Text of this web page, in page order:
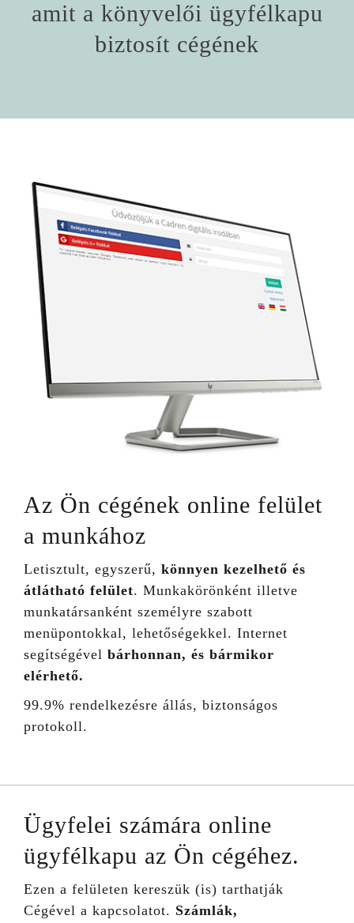
amit a könyvelői ügyfélkapu
biztosít cégének
Az Ön cégének online felület
a munkához
Letisztult, egyszerű, könnyen kezelhető és
átlátható felület. Munkakörönként illetve
munkatársanként személyre szabott
menüpontokkal, lehetőségekkel. Internet
segítségével bárhonnan, és bármikor
elérhető.
99.9% rendelkezésre állás, biztonságos
protokoll.
Ügyfelei számára online
ügyfélkapu az Ön cégéhez.
Ezen a felületen kereszük (is) tarthatják
Cégével a kapcsolatot. Számlák,